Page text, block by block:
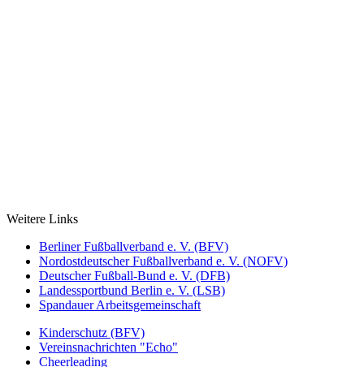
Weitere Links
Berliner Fußballverband e. V. (BFV)
Nordostdeutscher Fußballverband e. V. (NOFV)
Deutscher Fußball-Bund e. V. (DFB)
Landessportbund Berlin e. V. (LSB)
Spandauer Arbeitsgemeinschaft
Kinderschutz (BFV)
Vereinsnachrichten "Echo"
Cheerleading